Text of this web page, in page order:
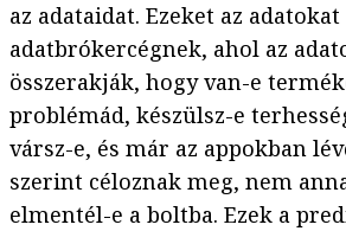
az adataidat. Ezeket az
adatbrókercégnek, ahol az
összerakják, hogy van-e
problémád, készülsz-e
vársz-e, és már az appokban
szerint céloznak meg, nem
elmentél-e a boltba. Ezek a